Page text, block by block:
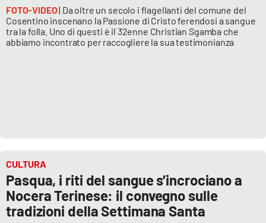
FOTO-VIDEO| Da oltre un secolo i flagellanti del comune del
Cosentino inscenano la Passione di Cristo ferendosi a sangue
tra la folla. Uno di questi è il 32enne Christian Sgamba che
abbiamo incontrato per raccogliere la sua testimonianza
CULTURA
Pasqua, i riti del sangue s’incrociano a
Nocera Terinese: il convegno sulle
tradizioni della Settimana Santa